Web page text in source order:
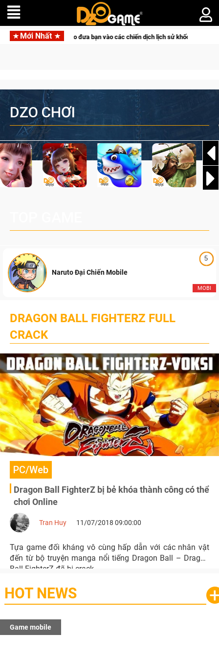
Mới Nhất
tọa độ đỉnh cao đưa bạn vào các chiến dịch lịch sử khốc liệt
DZO CHƠI
5
MOBI
Naruto Đại Chiến Mobile
DRAGON BALL FIGHTERZ FULL
CRACK
PC/Web
Dragon Ball FighterZ bị bẻ khóa thành công có thể
chơi Online
Tran Huy 11/07/2018 09:00:00
Tựa game đối kháng vô cùng hấp dẫn với các nhân vật
đến từ bộ truyện manga nổi tiếng Dragon Ball – Dragon
Ball FighterZ đã bị crack.
HOT NEWS
Game mobile